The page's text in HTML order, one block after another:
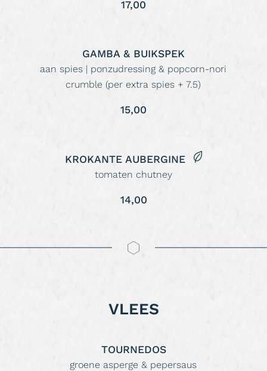
17,00
GAMBA & BUIKSPEK
aan spies | ponzudressing & popcorn-nori
crumble (per extra spies + 7.5)
15,00
KROKANTE AUBERGINE
tomaten chutney
14,00
VLEES
TOURNEDOS
groene asperge & pepersaus